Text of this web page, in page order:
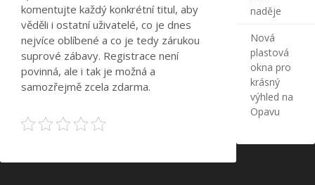
komentujte každý konkrétní titul, aby
věděli i ostatní uživatelé, co je dnes
nejvíce oblíbené a co je tedy zárukou
suprové zábavy. Registrace není
povinná, ale i tak je možná a
samozřejmě zcela zdarma.
naděje
Nová
plastová
okna pro
krásný
výhled na
Opavu